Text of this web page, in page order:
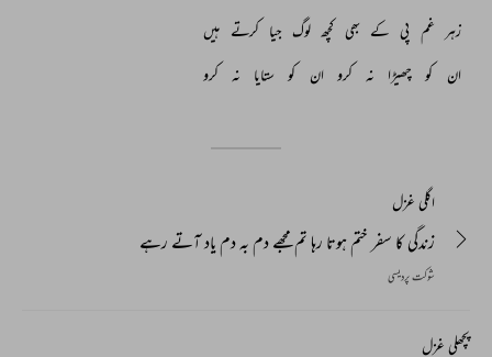
زہر غم پی کے بھی کچھ لوگ جیا کرتے ہیں
ان کو چھیڑا نہ کرو ان کو ستایا نہ کرو
اگلی غزل
زندگی کا سفر ختم ہوتا رہا تم مجھے دم بہ دم یاد آتے رہے
شوکت پردیسی
پچھلی غزل